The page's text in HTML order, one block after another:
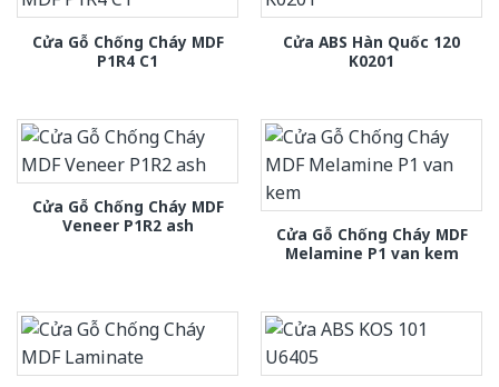
Cửa Gỗ Chống Cháy MDF
P1R4 C1
Cửa ABS Hàn Quốc 120
K0201
Cửa Gỗ Chống Cháy MDF
Veneer P1R2 ash
Cửa Gỗ Chống Cháy MDF
Melamine P1 van kem